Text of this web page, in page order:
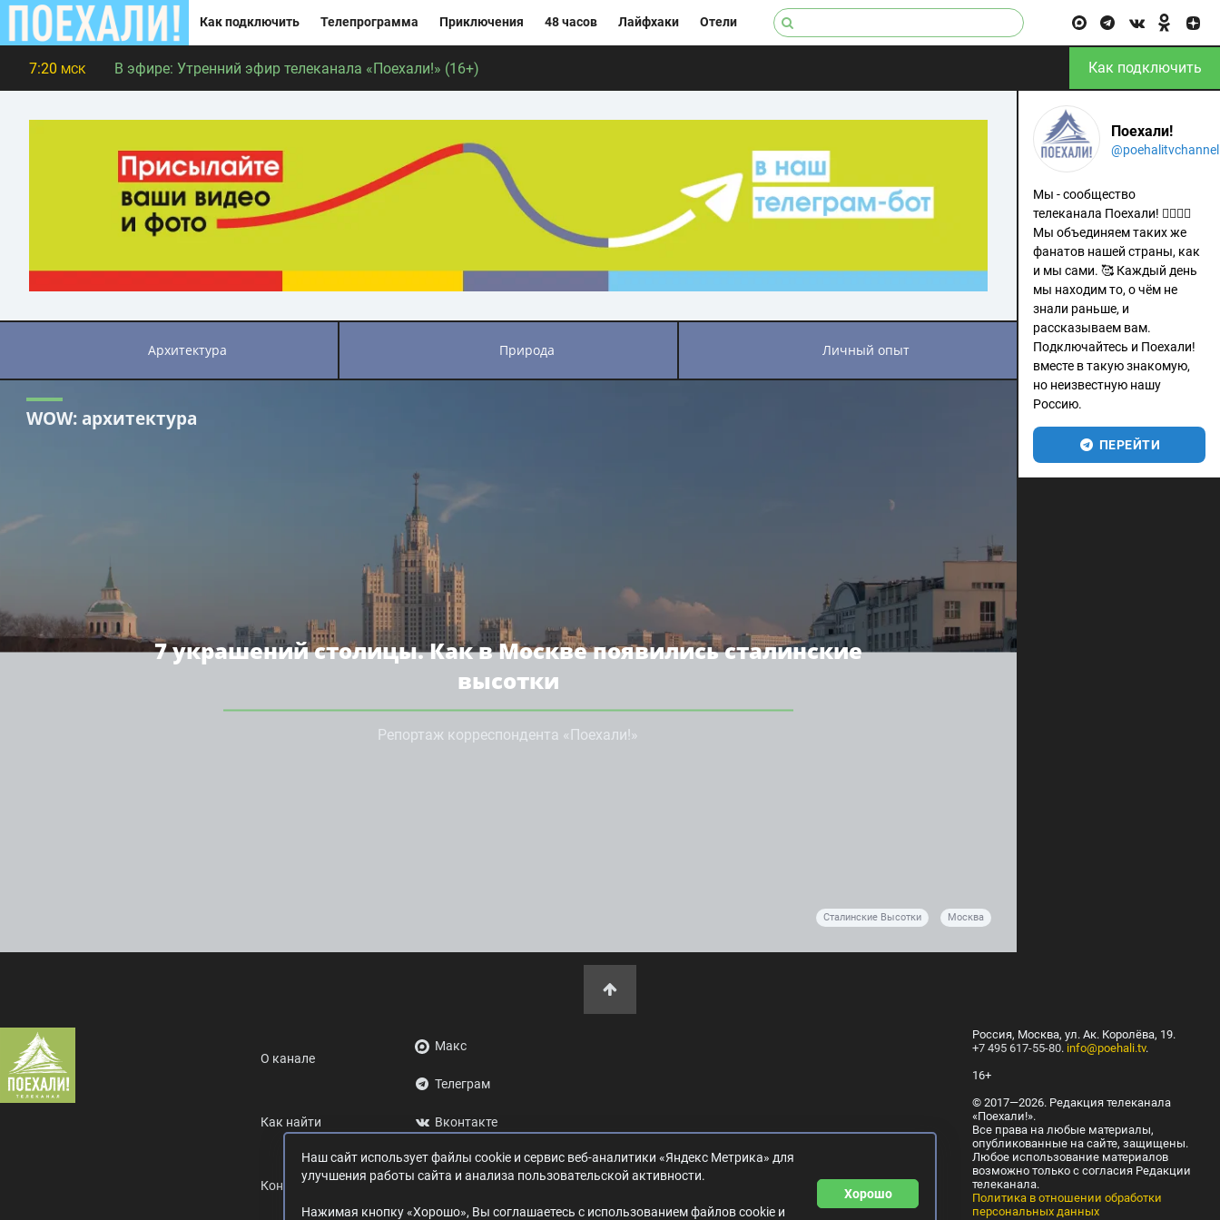
Как подключить Телепрограмма Приключения 48 часов Лайфхаки Отели
7:20 МСК В эфире: Утренний эфир телеканала «Поехали!» (16+) Как подключить
архитектура природа личный опыт
WOW: архитектура
7 украшений столицы. Как в Москве появились сталинские
высотки
Репортаж корреспондента «Поехали!»
Сталинские Высотки Москва
Поехали!
@poehalitvchannel
Мы - сообщество
телеканала Поехали! 🙋‍♂️🙋‍♀️
Мы объединяем таких же
фанатов нашей страны, как
и мы сами. 🥰 Каждый день
мы находим то, о чём не
знали раньше, и
рассказываем вам.
Подключайтесь и Поехали!
вместе в такую знакомую,
но неизвестную нашу
Россию.
ПЕРЕЙТИ
О канале
Как найти
Контакты
Макс
Телеграм
Вконтакте
ОК
Россия, Москва, ул. Ак. Королёва, 19.
+7 495 617-55-80. info@poehali.tv.
16+
© 2017—2026. Редакция телеканала
«Поехали!».
Все права на любые материалы,
опубликованные на сайте, защищены.
Любое использование материалов
возможно только с согласия Редакции
телеканала.
Политика в отношении обработки
персональных данных
Наш сайт использует файлы cookie и сервис веб-аналитики «Яндекс Метрика» для
улучшения работы сайта и анализа пользовательской активности.
Нажимая кнопку «Хорошо», Вы соглашаетесь с использованием файлов cookie и
Хорошо